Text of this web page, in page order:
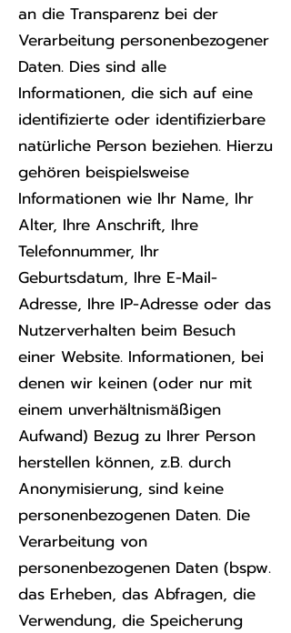
an die Transparenz bei der
Verarbeitung personenbezogener
Daten. Dies sind alle
Informationen, die sich auf eine
identifizierte oder identifizierbare
natürliche Person beziehen. Hierzu
gehören beispielsweise
Informationen wie Ihr Name, Ihr
Alter, Ihre Anschrift, Ihre
Telefonnummer, Ihr
Geburtsdatum, Ihre E-Mail-
Adresse, Ihre IP-Adresse oder das
Nutzerverhalten beim Besuch
einer Website. Informationen, bei
denen wir keinen (oder nur mit
einem unverhältnismäßigen
Aufwand) Bezug zu Ihrer Person
herstellen können, z.B. durch
Anonymisierung, sind keine
personenbezogenen Daten. Die
Verarbeitung von
personenbezogenen Daten (bspw.
das Erheben, das Abfragen, die
Verwendung, die Speicherung